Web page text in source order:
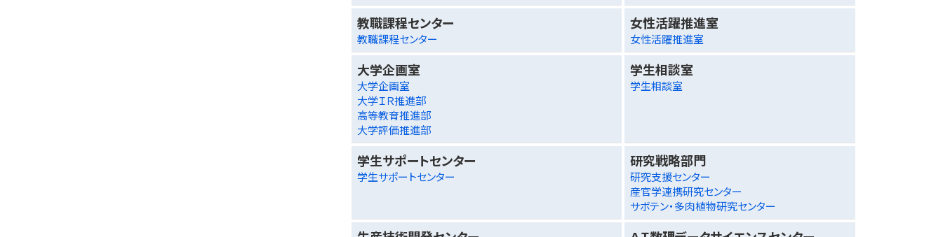
教職課程センター
教職課程センター
女性活躍推進室
女性活躍推進室
大学企画室
大学企画室
大学ＩＲ推進部
高等教育推進部
大学評価推進部
学生相談室
学生相談室
学生サポートセンター
学生サポートセンター
研究戦略部門
研究支援センター
産官学連携研究センター
サボテン・多肉植物研究センター